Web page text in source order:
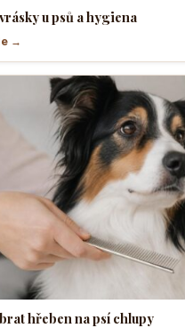
u psů a hygiena
→
hřeben na psí chlupy